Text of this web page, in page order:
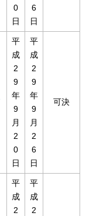
0
日
6
日
平
成
2
9
年
9
月
2
0
日
平
成
2
9
年
9
月
2
6
日
可決
平
成
2
平
成
2